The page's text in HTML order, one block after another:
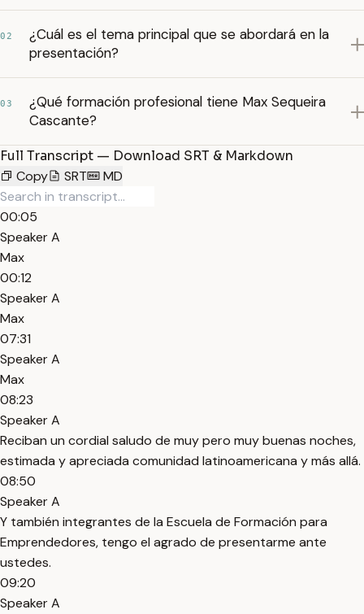
02
¿Cuál es el tema principal que se abordará en la
presentación?
03
¿Qué formación profesional tiene Max Sequeira
Cascante?
Full Transcript — Download SRT & Markdown
Copy
SRT MD
00:05
Speaker A
Max
00:12
Speaker A
Max
07:31
Speaker A
Max
08:23
Speaker A
Reciban un cordial saludo de muy pero muy buenas noches,
estimada y apreciada comunidad latinoamericana y más allá.
08:50
Speaker A
Y también integrantes de la Escuela de Formación para
Emprendedores, tengo el agrado de presentarme ante
ustedes.
09:20
Speaker A